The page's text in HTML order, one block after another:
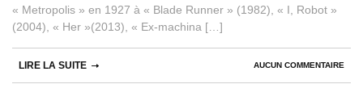
« Metropolis » en 1927 à « Blade Runner » (1982), « I, Robot »
(2004), « Her »(2013), « Ex-machina […]
AUCUN COMMENTAIRE
LIRE LA SUITE